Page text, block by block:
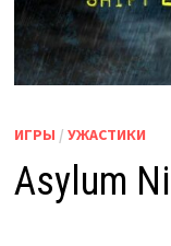
ИГРЫ / УЖАСТИКИ
Asylum